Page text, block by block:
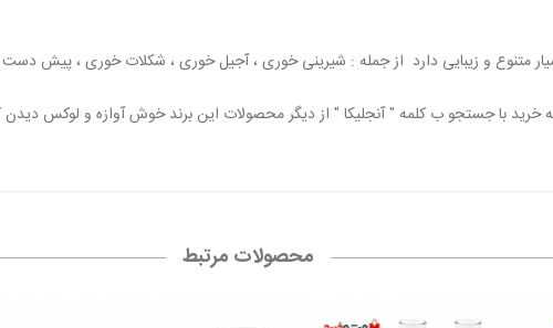
متنوع و زیبایی دارد از جمله : شیرینی خوری ، آجیل خوری ، شکلات خوری ، پیش دست و
خرید با جستجو ب کلمه " آنجلیکا " از دیگر محصولات این برند خوش آوازه و لوکس دیدن
محصولات مرتبط